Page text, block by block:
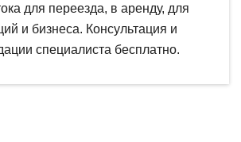
для переезда, в аренду, для
и бизнеса. Консультация и
специалиста бесплатно.